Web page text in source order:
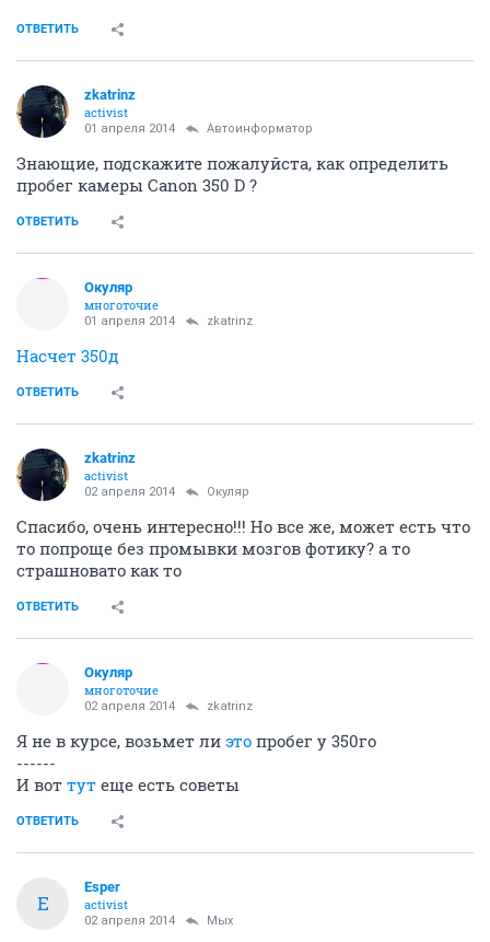
ОТВЕТИТЬ
zkatrinz
activist
01 апреля 2014 Автоинформатор
Знающие, подскажите пожалуйста, как определить
пробег камеры Canon 350 D ?
ОТВЕТИТЬ
Окуляр
многоточие
01 апреля 2014 zkatrinz
Насчет 350д
ОТВЕТИТЬ
zkatrinz
activist
02 апреля 2014 Окуляр
Спасибо, очень интересно!!! Но все же, может есть что
то попроще без промывки мозгов фотику? а то
страшновато как то
ОТВЕТИТЬ
Окуляр
многоточие
02 апреля 2014 zkatrinz
Я не в курсе, возьмет ли это пробег у 350го
------
И вот тут еще есть советы
ОТВЕТИТЬ
E
Esper
activist
02 апреля 2014 Мых